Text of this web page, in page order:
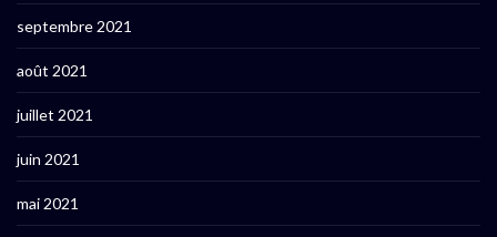
septembre 2021
août 2021
juillet 2021
juin 2021
mai 2021